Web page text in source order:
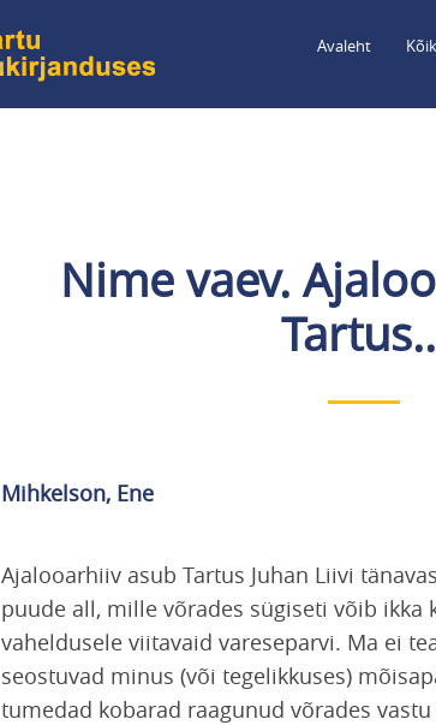
Avaleht
Nime vaev.
Mihkelson, Ene
Ajalooarhiiv asub Tartus Juhan Liivi
puude all, mille võrades sügiseti võib ikka
vaheldusele viitavaid vareseparvi. Ma ei
seostuvad minus (või tegelikkuses)
tumedad kobarad raagunud võrades